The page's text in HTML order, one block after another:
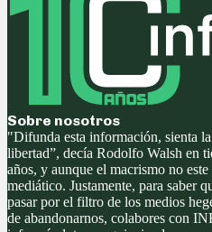
Sobre nosotros
"Difunda esta información, sienta
libertad”, decía Rodolfo Walsh en
años, y aunque el macrismo no
mediático. Justamente, para saber
pasar por el filtro de los medios
de abandonarnos, colabores con